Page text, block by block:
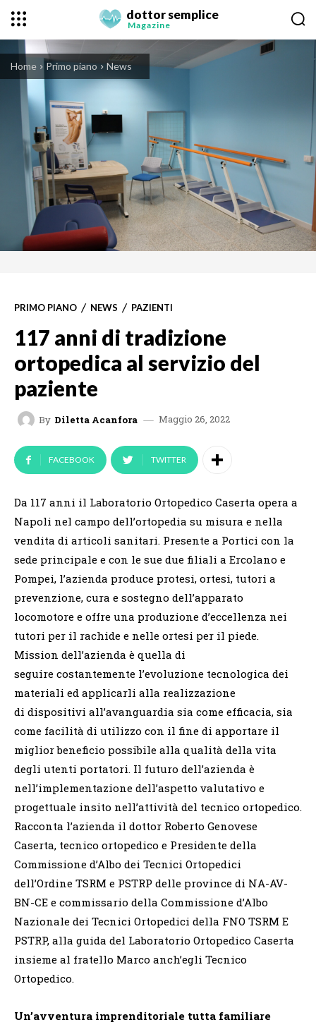
dottor semplice
Magazine
Home Primo piano News
PRIMO PIANO NEWS PAZIENTI
117 anni di tradizione
ortopedica al servizio del
paziente
By Diletta Acanfora Maggio 26, 2022
FACEBOOK TWITTER
Da 117 anni il Laboratorio Ortopedico Caserta opera a
Napoli nel campo dell’ortopedia su misura e nella
vendita di articoli sanitari. Presente a Portici con la
sede principale e con le sue due filiali a Ercolano e
Pompei, l’azienda produce protesi, ortesi, tutori a
prevenzione, cura e sostegno dell’apparato
locomotore e offre una produzione d’eccellenza nei
tutori per il rachide e nelle ortesi per il piede.
Mission dell’azienda è quella di
seguire costantemente l’evoluzione tecnologica dei
materiali ed applicarli alla realizzazione
di dispositivi all’avanguardia sia come efficacia, sia
come facilità di utilizzo con il fine di apportare il
miglior beneficio possibile alla qualità della vita
degli utenti portatori. Il futuro dell’azienda è
nell’implementazione dell’aspetto valutativo e
progettuale insito nell’attività del tecnico ortopedico.
Racconta l’azienda il dottor Roberto Genovese
Caserta, tecnico ortopedico e Presidente della
Commissione d’Albo dei Tecnici Ortopedici
dell’Ordine TSRM e PSTRP delle province di NA-AV-
BN-CE e commissario della Commissione d’Albo
Nazionale dei Tecnici Ortopedici della FNO TSRM E
PSTRP, alla guida del Laboratorio Ortopedico Caserta
insieme al fratello Marco anch’egli Tecnico
Ortopedico.
Un’avventura imprenditoriale tutta familiare